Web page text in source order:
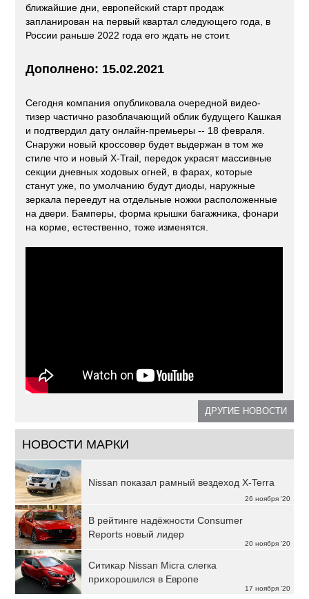
ближайшие дни, европейский старт продаж
запланирован на первый квартал следующего года, в
России раньше 2022 года его ждать не стоит.
Дополнено: 15.02.2021
Сегодня компания опубликовала очередной видео-
тизер частично разоблачающий облик будущего Кашкая
и подтвердил дату онлайн-премьеры -- 18 февраля.
Снаружи новый кроссовер будет выдержан в том же
стиле что и новый X-Trail, передок украсят массивные
секции дневных ходовых огней, в фарах, которые
станут уже, по умолчанию будут диоды, наружные
зеркала переедут на отдельные ножки расположенные
на двери. Бамперы, форма крышки багажника, фонари
на корме, естественно, тоже изменятся.
ДРУГИЕ НОВОСТИ
НОВОСТИ МАРКИ
26 ноября '20
Nissan показал рамный вездеход X-Terra
20 ноября '20
В рейтинге надёжности Consumer
Reports новый лидер
17 ноября '20
Ситикар Nissan Micra слегка
прихорошился в Европе